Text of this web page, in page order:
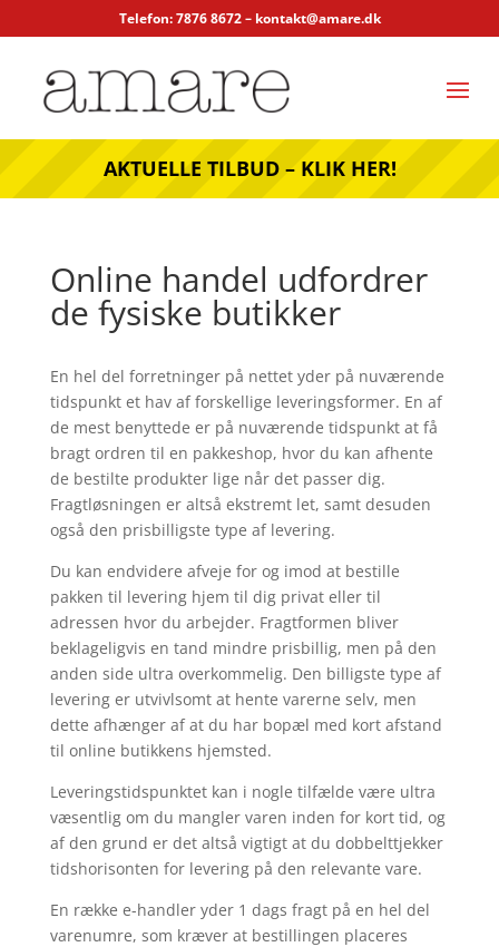
Telefon: 7876 8672 – kontakt@amare.dk
AKTUELLE TILBUD – KLIK HER!
Online handel udfordrer
de fysiske butikker
En hel del forretninger på nettet yder på nuværende
tidspunkt et hav af forskellige leveringsformer. En af
de mest benyttede er på nuværende tidspunkt at få
bragt ordren til en pakkeshop, hvor du kan afhente
de bestilte produkter lige når det passer dig.
Fragtløsningen er altså ekstremt let, samt desuden
også den prisbilligste type af levering.
Du kan endvidere afveje for og imod at bestille
pakken til levering hjem til dig privat eller til
adressen hvor du arbejder. Fragtformen bliver
beklageligvis en tand mindre prisbillig, men på den
anden side ultra overkommelig. Den billigste type af
levering er utvivlsomt at hente varerne selv, men
dette afhænger af at du har bopæl med kort afstand
til online butikkens hjemsted.
Leveringstidspunktet kan i nogle tilfælde være ultra
væsentlig om du mangler varen inden for kort tid, og
af den grund er det altså vigtigt at du dobbelttjekker
tidshorisonten for levering på den relevante vare.
En række e-handler yder 1 dags fragt på en hel del
varenumre, som kræver at bestillingen placeres